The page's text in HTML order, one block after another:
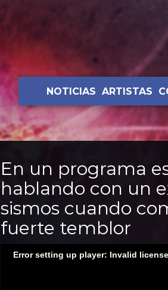
NOTICIAS ARTISTAS
En un programa
hablando con un
sismos cuando
fuerte temblor
Error setting up player: Invalid